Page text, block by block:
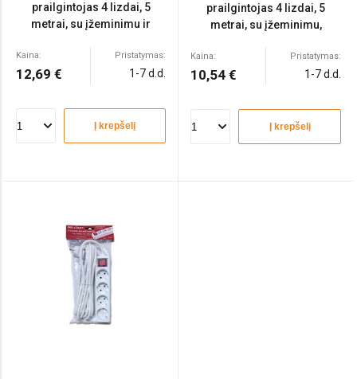
prailgintojas 4 lizdai, 5
metrai, su įžeminimu ir
Kaina:
12,69 €
Pristatymas:
1-7 d.d.
Į krepšelį
prailgintojas 4 lizdai, 5
metrai, su įžeminimu,
Kaina:
10,54 €
Pristatymas:
1-7 d.d.
Į krepšelį